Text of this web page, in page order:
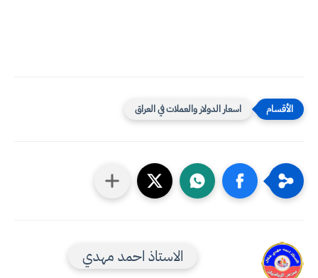
اسعار الدولار والعملات في العراق
الاستاذ احمد مهدي